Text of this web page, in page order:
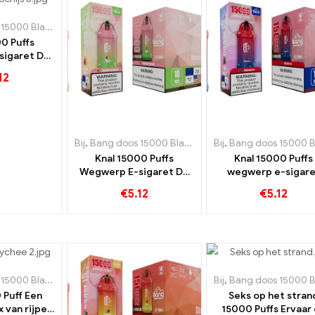
Bladerdeeg , Wegwerp e-sigaretten Zweden , Wegwerp e-
Puffs
De
vermengt
Bij, Bang doos 15000 Bladerdeeg , Wegwerp e-
Knal 15000 Puffs
Wegwerp E-sigaret De
watermeloen en
€5.12
Bij, Bang doos 15000
Knal 15000 Puffs
wegwerp e-
combineert met
€5.12
Bladerdeeg ,Wegwerp e-sigaretten Zweden ,Wegwerp e-
Puff Een
van rijpe
Bij, Bang doos 15000
Seks op het
15000 Puffs Ervaar